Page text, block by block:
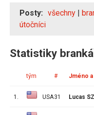
Posty: všechny |
útočníci
Statistiky
tým # Jméno
1. USA31 Lucas